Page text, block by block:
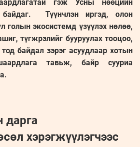
гэж Усны нөөцийн
байдаг. Түүнчлэн иргэд, олон
голын экосистемд үзүүлэх нөлөө,
түгжрэлийг бууруулах тооцоо,
байдал зэрэг асуудлаар хотын
тавьж, байр сууриа
дарга
хэрэгжүүлэгчээс